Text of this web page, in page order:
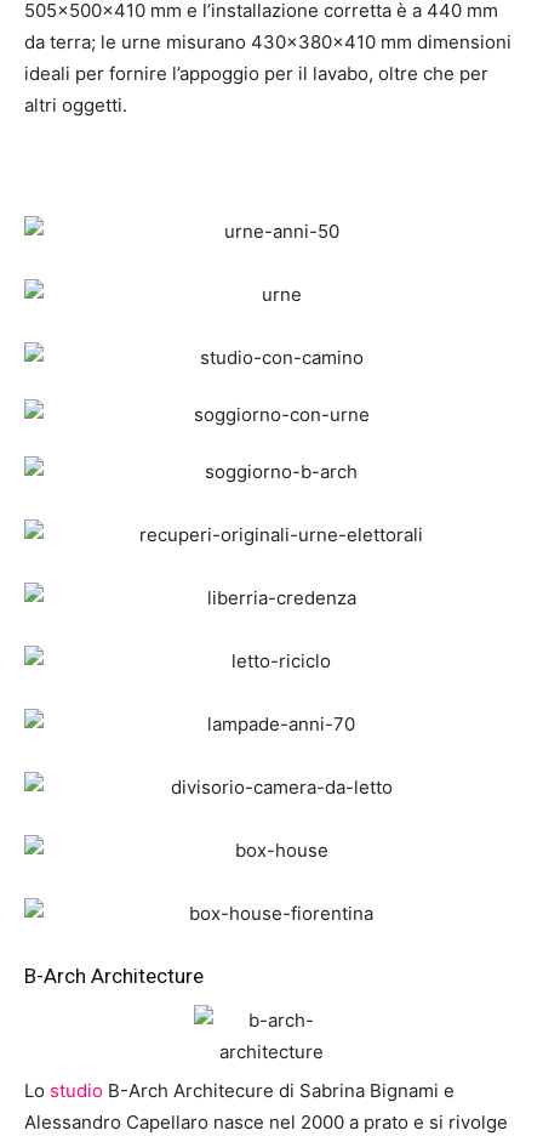
505x500x410 mm e l’installazione corretta è a 440 mm
da terra; le urne misurano 430x380x410 mm dimensioni
ideali per fornire l’appoggio per il lavabo, oltre che per
altri oggetti.
B-Arch Architecture
Lo studio B-Arch Architecure di Sabrina Bignami e
Alessandro Capellaro nasce nel 2000 a prato e si rivolge